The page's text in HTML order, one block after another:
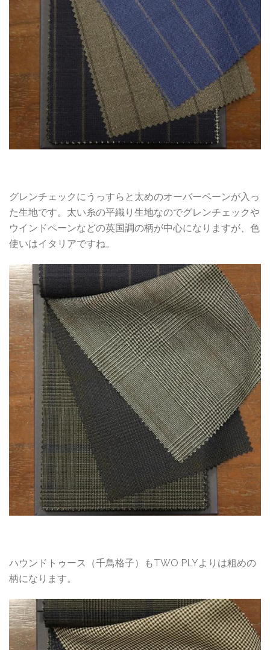
グレンチェックにうっすらと太めのオーバーペーンが入っ
た生地です。太い糸の平織り生地なのでグレンチェックや
ウインドペーンなどの英国調の柄が中心になりますが、色
使いはイタリアですね。
ハウンドトゥース（千鳥格子）もTWO PLYよりは粗めの
柄になります。